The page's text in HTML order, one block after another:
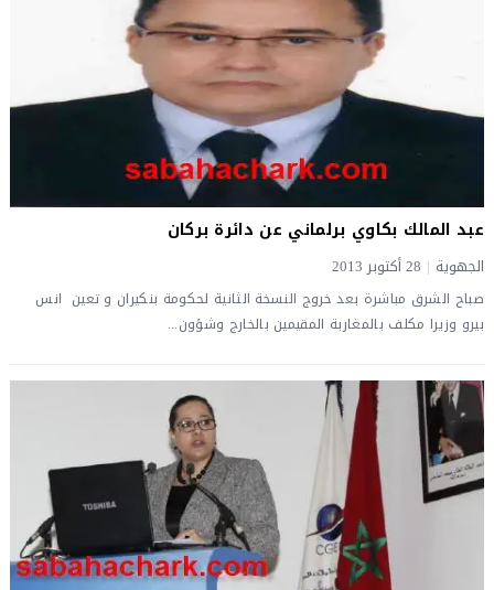
عبد المالك بكاوي برلماني عن دائرة بركان
الجهوية 28 أكتوبر 2013
صباح الشرق مباشرة بعد خروج النسخة الثانية لحكومة بنكيران و تعين انس
بيرو وزيرا مكلف بالمغاربة المقيمين بالخارج وشؤون...